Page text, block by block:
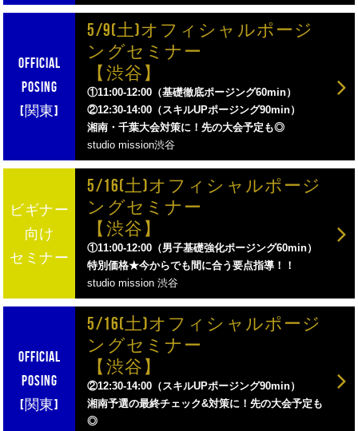
5/9(土)オフィシャルポージ
ングセミナー
【渋谷】
①11:00-12:00（基礎徹底ポージング60min）
②12:30-14:00（スキルUPポージング90min）
湘南・千葉大会対策に！先の大会予定も◎
studio mission渋谷
5/16(土)オフィシャルポージ
ングセミナー
【渋谷】
①11:00-12:00（男子基礎強化ポージング60min）
特別価格★今からでも間に合う要点指導！！
studio mission 渋谷
5/16(土)オフィシャルポージ
ングセミナー
【渋谷】
②12:30-14:00（スキルUPポージング90min）
湘南予選の最終チェック&対策に！先の大会予定も
◎